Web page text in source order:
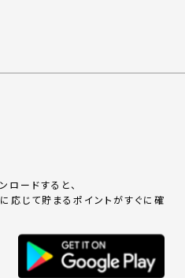
ードすると、
応じて貯まるポイントがすぐに確